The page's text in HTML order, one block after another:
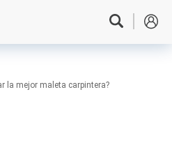
la mejor maleta carpintera?